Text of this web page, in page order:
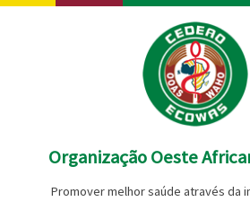
Passar
Organização Oeste
Promover melhor saúde através da